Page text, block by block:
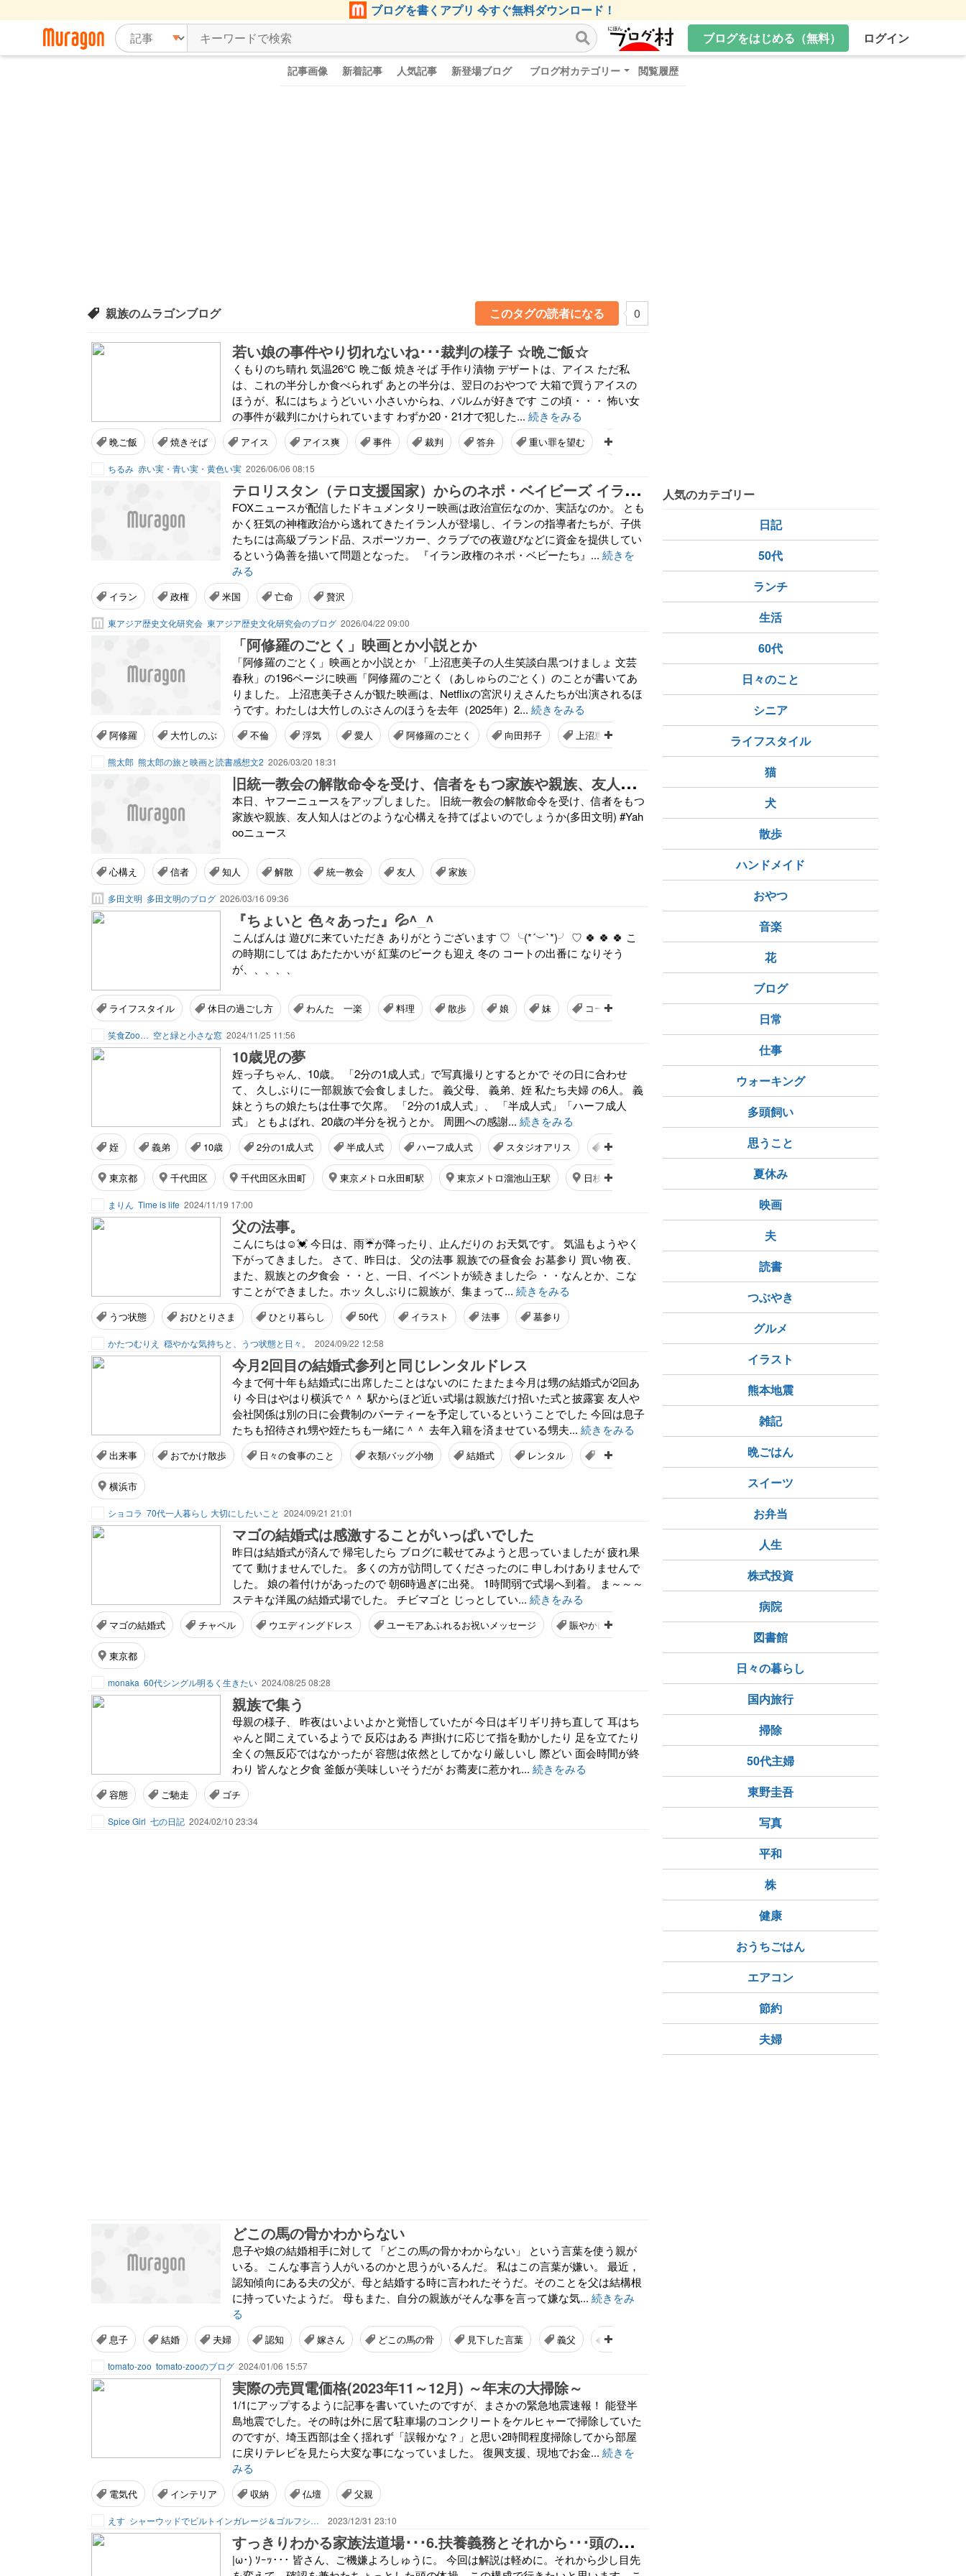
ブログを書くアプリ 今すぐ無料ダウンロード！
ブログをはじめる（無料）
ログイン
記事画像 新着記事 人気記事 新登場ブログ ブログ村カテゴリー 閲覧履歴
親族のムラゴンブログ このタグの読者になる 0
若い娘の事件やり切れないね･･･裁判の様子 ☆晩ご飯☆
くもりのち晴れ 気温26℃ 晩ご飯 焼きそば 手作り漬物 デザートは、アイス ただ私
は、これの半分しか食べられず あとの半分は、翌日のおやつで 大箱で買うアイスの
ほうが、私にはちょうどいい 小さいからね、パルムが好きです この頃・・・ 怖い女
の事件が裁判にかけられています わずか20・21才で犯した... 続きをみる
晩ご飯 焼きそば アイス アイス爽 事件 裁判 答弁 重い罪を望む
ちるみ 赤い実・青い実・黄色い実 2026/06/06 08:15
テ
ロリスタン（テロ支援国家）からのネポ・ベイビーズ イラン革命防衛隊司令官の姪がアメリカで贅沢に暮らしていた（宮崎正弘国際情勢）
FOXニュースが配信したドキュメンタリー映画は政治宣伝なのか、実話なのか。 とも
かく狂気の神権政治から逃れてきたイラン人が登場し、イランの指導者たちが、子供
たちには高級ブランド品、スポーツカー、クラブでの夜遊びなどに資金を提供してい
るという偽善を描いて問題となった。 『イラン政権のネポ・ベビーたち』... 続きを
みる
イラン 政権 米国 亡命 贅沢
東アジア歴史文化研究会 東アジア歴史文化研究会のブログ 2026/04/22 09:00
「阿修羅のごとく」映画とか小説とか
「阿修羅のごとく」映画とか小説とか 「上沼恵美子の人生笑談白黒つけましょ 文芸
春秋」の196ページに映画「阿修羅のごとく（あしゅらのごとく）のことが書いてあ
りました。 上沼恵美子さんが観た映画は、Netflixの宮沢りえさんたちが出演されるほ
うです。わたしは大竹しのぶさんのほうを去年（2025年）2... 続きをみる
阿修羅 大竹しのぶ 不倫 浮気 愛人 阿修羅のごとく 向田邦子 上沼恵美子
熊太郎 熊太郎の旅と映画と読書感想文2 2026/03/20 18:31
旧
統一教会の解散命令を受け、信者をもつ家族や親族、友人知人はどのような心構えを持てばよいのでしょうか(多田文明)
本日、ヤフーニュースをアップしました。 旧統一教会の解散命令を受け、信者をもつ
家族や親族、友人知人はどのような心構えを持てばよいのでしょうか(多田文明) #Yah
ooニュース
心構え 信者 知人 解散 統一教会 友人 家族
多田文明 多田文明のブログ 2026/03/16 09:36
『ちょいと 色々あった』💦^_^
こんばんは 遊びに来ていただき ありがとうございます ♡ ╰(*´︶`*)╯ ♡ 🍀 🍀 🍀 こ
の時期にしては あたたかいが 紅葉のピークも迎え 冬の コートの出番に なりそう
が、、、、、
ライフスタイル 休日の過ごし方 わんた 一楽 料理 散歩 娘 妹 コート
笑食Zoo… 空と緑と小さな窓 2024/11/25 11:56
10歳児の夢
姪っ子ちゃん、10歳。 「2分の1成人式」で写真撮りとするとかで その日に合わせ
て、 久しぶりに一部親族で会食しました。 義父母、 義弟、姪 私たち夫婦 の6人。 義
妹とうちの娘たちは仕事で欠席。 「2分の1成人式」、 「半成人式」「ハーフ成人
式」 ともよばれ、20歳の半分を祝うとか。 周囲への感謝... 続きをみる
姪 義弟 10歳 2分の1成人式 半成人式 ハーフ成人式 スタジオアリス 会食
東京都 千代田区 千代田区永田町 東京メトロ永田町駅 東京メトロ溜池山王駅 日枝神社 (千代田区)
まりん Time is life 2024/11/19 17:00
父の法事。
こんにちは☺️💓 今日は、雨☔が降ったり、止んだりの お天気です。 気温もようやく
下がってきました。 さて、昨日は、 父の法事 親族での昼食会 お墓参り 買い物 夜、
また、親族との夕食会 ・・と、一日、イベントが続きました💦 ・・なんとか、こな
すことができました。ホッ 久しぶりに親族が、集まって... 続きをみる
うつ状態 おひとりさま ひとり暮らし 50代 イラスト 法事 墓参り
かたつむりえ 穏やかな気持ちと、うつ状態と日々。 2024/09/22 12:58
今月2回目の結婚式参列と同じレンタルドレス
今まで何十年も結婚式に出席したことはないのに たまたま今月は甥の結婚式が2回あ
り 今日はやはり横浜で＾＾ 駅からほど近い式場は親族だけ招いた式と披露宴 友人や
会社関係は別の日に会費制のパーティーを予定しているということでした 今回は息子
たちも招待され甥や姪たちも一緒に＾＾ 去年入籍を済ませている甥夫... 続きをみる
出来事 おでかけ散歩 日々の食事のこと 衣類バッグ小物 結婚式 レンタル ドレス
横浜市
ショコラ 70代一人暮らし 大切にしたいこと 2024/09/21 21:01
マゴの結婚式は感激することがいっぱいでした
昨日は結婚式が済んで 帰宅したら ブログに載せてみようと思っていましたが 疲れ果
てて 動けませんでした。 多くの方が訪問してくださったのに 申しわけありませんで
した。 娘の着付けがあったので 朝6時過ぎに出発。 1時間弱で式場へ到着。 ま～～～
ステキな洋風の結婚式場でした。 チビマゴと じっとしてい... 続きをみる
マゴの結婚式 チャペル ウエディングドレス ユーモアあふれるお祝いメッセージ 賑やかに場を盛り上げてくれる仲間 結婚式
東京都
monaka 60代シングル明るく生きたい 2024/08/25 08:28
親族で集う
母親の様子、 昨夜はいよいよかと覚悟していたが 今日はギリギリ持ち直して 耳はち
ゃんと聞こえているようで 反応はある 声掛けに応じて指を動かしたり 足を立てたり
全くの無反応ではなかったが 容態は依然としてかなり厳しいし 際どい 面会時間が終
わり 皆んなと夕食 釜飯が美味しいそうだが お蕎麦に惹かれ... 続きをみる
容態 ご馳走 ゴチ
Spice Girl 七の日記 2024/02/10 23:34
どこの馬の骨かわからない
息子や娘の結婚相手に対して 「どこの馬の骨かわからない」 という言葉を使う親が
いる。 こんな事言う人がいるのかと思うがいるんだ。 私はこの言葉が嫌い。 最近，
認知傾向にある夫の父が、母と結婚する時に言われたそうだ。そのことを父は結構根
に持っていたようだ。 母もまた、自分の親族がそんな事を言って嫌な気... 続きをみ
る
息子 結婚 夫婦 認知 嫁さん どこの馬の骨 見下した言葉 義父 義母
tomato-zoo tomato-zooのブログ 2024/01/06 15:57
実際の売買電価格(2023年11～12月) ～年末の大掃除～
1/1にアップするように記事を書いていたのですが、まさかの緊急地震速報！ 能登半
島地震でした。その時は外に居て駐車場のコンクリートをケルヒャーで掃除していた
のですが、埼玉西部は全く揺れず「誤報かな？」と思い2時間程度掃除してから部屋
に戻りテレビを見たら大変な事になっていました。 復興支援、現地でお金... 続きを
みる
電気代 インテリア 収納 仏壇 父親
えす シャーウッドでビルトインガレージ＆ゴルフシュミレーター 2023/12/31 23:10
す
っきりわかる家族法道場･･･6.扶養義務とそれから･･･頭の体操
|ω･) ｿｰｯ･･･ 皆さん、ご機嫌よろしゅうに。 今回は解説は軽めに。それから少し目先
人気のカテゴリー
日記
50代
ランチ
生活
60代
日々のこと
シニア
ライフスタイル
猫
犬
散歩
ハンドメイド
おやつ
音楽
花
ブログ
日常
仕事
ウォーキング
多頭飼い
思うこと
夏休み
映画
夫
読書
つぶやき
グルメ
イラスト
熊本地震
雑記
晩ごはん
スイーツ
お弁当
人生
株式投資
病院
図書館
日々の暮らし
国内旅行
掃除
50代主婦
東野圭吾
写真
平和
株
健康
おうちごはん
エアコン
節約
夫婦